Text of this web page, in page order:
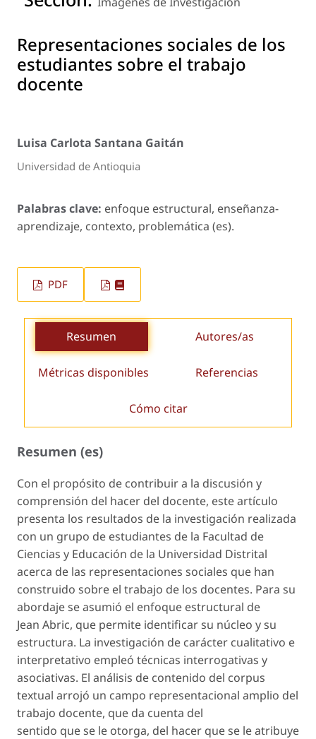
Representaciones sociales de los
estudiantes sobre el trabajo
docente
Luisa Carlota Santana Gaitán
Universidad de Antioquia
Palabras clave: enfoque estructural, enseñanza-
aprendizaje, contexto, problemática (es).
PDF
Resumen Autores/as
Métricas disponibles Referencias
Cómo citar
Resumen (es)
Con el propósito de contribuir a la discusión y
comprensión del hacer del docente, este artículo
presenta los resultados de la investigación realizada
con un grupo de estudiantes de la Facultad de
Ciencias y Educación de la Universidad Distrital
acerca de las representaciones sociales que han
construido sobre el trabajo de los docentes. Para su
abordaje se asumió el enfoque estructural de
Jean Abric, que permite identificar su núcleo y su
estructura. La investigación de carácter cualitativo e
interpretativo empleó técnicas interrogativas y
asociativas. El análisis de contenido del corpus
textual arrojó un campo representacional amplio del
trabajo docente, que da cuenta del
sentido que se le otorga, del hacer que se le atribuye